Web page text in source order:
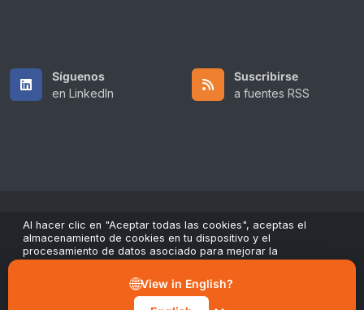
Síguenos
en LinkedIn
Suscribirse
a fuentes RSS
Copyright © 2026 All Rights Reserved by ScaleFibre USA Inc..
Términos y condiciones / Política de privacidad /
Marcas registradas
sales@scalefibre.com
Al hacer clic en "Aceptar todas las cookies", aceptas el
almacenamiento de cookies en tu dispositivo y el
procesamiento de datos asociado para mejorar la
esfuerzos de marketing y rendimiento. Puedes retirar tu
consentimiento en cualquier momento a través del botón
"Gestionar preferencias" en nuestro aviso de cookies.
🌐View in English?